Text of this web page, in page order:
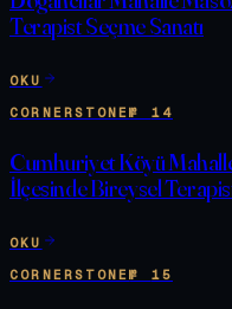
Terapist Seçme Sanatı
OKU
CORNERSTONE№ 14
Cumhuriyet Köyü
İlçesinde Bireysel
OKU
CORNERSTONE№ 15